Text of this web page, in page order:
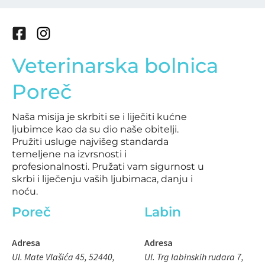
F
c
e
b
o
k
-
s
q
u
a
e
I
s
t
a
r
a
m
Veterinarska bolnica
Poreč
Naša misija je skrbiti se i liječiti kućne
ljubimce kao da su dio naše obitelji.
Pružiti usluge najvišeg standarda
temeljene na izvrsnosti i
profesionalnosti. Pružati vam sigurnost u
skrbi i liječenju vaših ljubimaca, danju i
noću.
Poreč
Adresa
Ul. Mate Vlašića 45, 52440,
Labin
Adresa
Ul. Trg labinskih rudara 7,